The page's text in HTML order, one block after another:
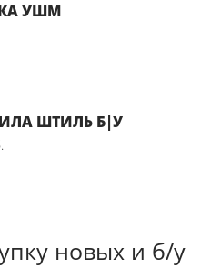
УШМ
ШТИЛЬ Б|У
новых и б/у